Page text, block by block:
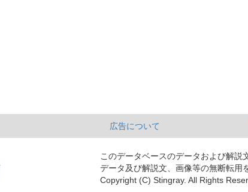
広告について
このデータベースのデータおよび解
データ及び解説文、画像等の無断転用
Copyright (C) Stingray. All Rights